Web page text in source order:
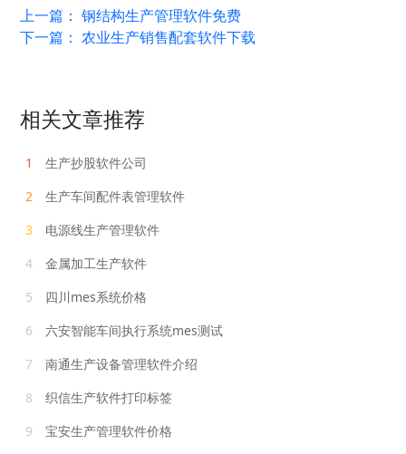
上一篇：钢结构生产管理软件免费
下一篇：农业生产销售配套软件下载
相关文章推荐
1
生产抄股软件公司
2
生产车间配件表管理软件
3
电源线生产管理软件
4
金属加工生产软件
5
四川mes系统价格
6
六安智能车间执行系统mes测试
7
南通生产设备管理软件介绍
8
织信生产软件打印标签
9
宝安生产管理软件价格